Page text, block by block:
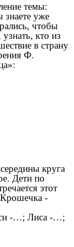
темы:
знаете уже
чтобы
кто из
в страну
Ф.
круга
Дети по
этот
-
-…; Лиса -…;